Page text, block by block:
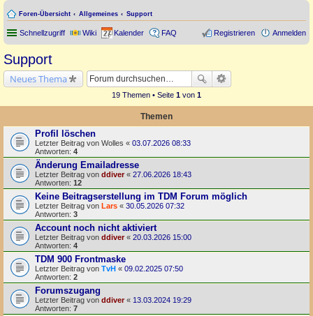
Foren-Übersicht Allgemeines Support
Schnellzugriff Wiki Kalender FAQ Anmelden
Registrieren
Support
Neues Thema
19 Themen • Seite 1 von 1
Themen
Profil löschen
Letzter Beitrag von Wolles « 03.07.2026 08:33
Antworten: 4
Änderung Emailadresse
Letzter Beitrag von ddiver « 27.06.2026 18:43
Antworten: 12
Keine Beitragserstellung im TDM Forum möglich
Letzter Beitrag von Lars « 30.05.2026 07:32
Antworten: 3
Account noch nicht aktiviert
Letzter Beitrag von ddiver « 20.03.2026 15:00
Antworten: 4
TDM 900 Frontmaske
Letzter Beitrag von TvH « 09.02.2025 07:50
Antworten: 2
Forumszugang
Letzter Beitrag von ddiver « 13.03.2024 19:29
Antworten: 7